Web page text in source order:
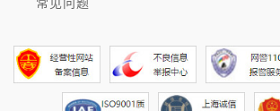
常见问题